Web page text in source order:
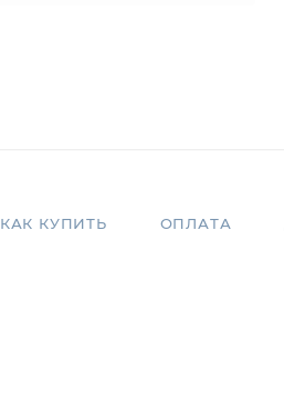
КАК КУПИТЬ ОПЛАТА